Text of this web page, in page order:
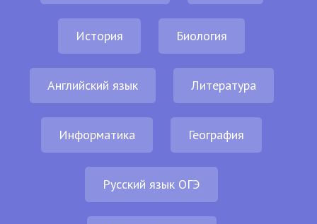
История Биология
Английский язык Литература
Информатика География
Русский язык ОГЭ